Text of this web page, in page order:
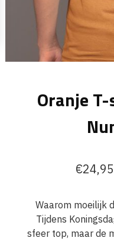
Oranje
was:
€24,95
Huidige
is:
Waarom moeilijk
Tijdens
sfeer top, maar de